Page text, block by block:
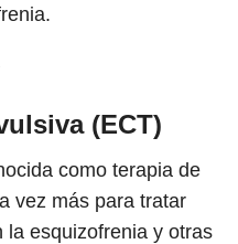
(ECT)
como terapia de
vez más para tratar
la esquizofrenia y otras